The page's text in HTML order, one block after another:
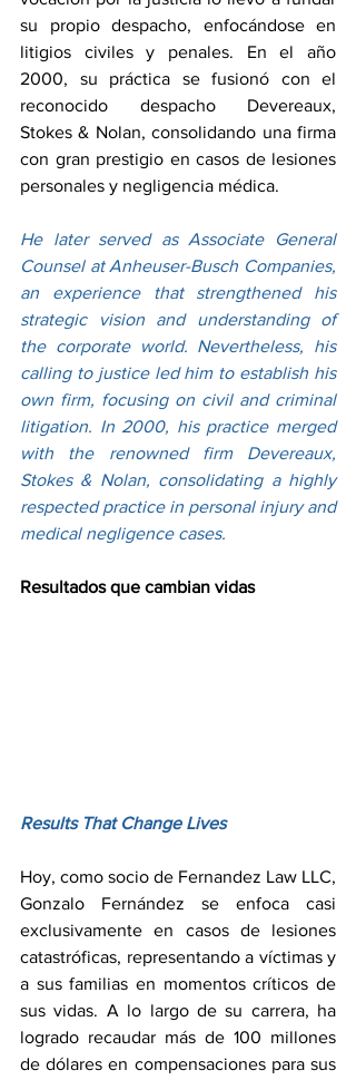
su propio despacho, enfocándose en
litigios civiles y penales. En el año
2000, su práctica se fusionó con el
reconocido despacho Devereaux,
Stokes & Nolan, consolidando una firma
con gran prestigio en casos de lesiones
personales y negligencia médica.
He later served as Associate General
Counsel at Anheuser-Busch Companies,
an experience that strengthened his
strategic vision and understanding of
the corporate world. Nevertheless, his
calling to justice led him to establish his
own firm, focusing on civil and criminal
litigation. In 2000, his practice merged
with the renowned firm Devereaux,
Stokes & Nolan, consolidating a highly
respected practice in personal injury and
medical negligence cases.
Resultados que cambian vidas
Results That Change Lives
Hoy, como socio de Fernandez Law LLC,
Gonzalo Fernández se enfoca casi
exclusivamente en casos de lesiones
catastróficas, representando a víctimas y
a sus familias en momentos críticos de
sus vidas. A lo largo de su carrera, ha
logrado recaudar más de 100 millones
de dólares en compensaciones para sus